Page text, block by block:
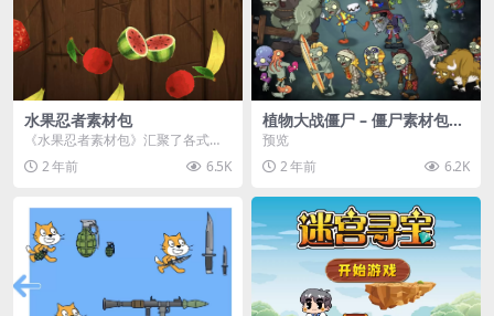
水果忍者素材包
《水果忍者素材包》汇聚了各式鲜
美诱人的水果图像与清脆悦耳的切
割音效，专为追求极致...
2 年前 6.5K
植物大战僵尸 – 僵尸素材包
【可预览】
预览
2 年前
6.2K